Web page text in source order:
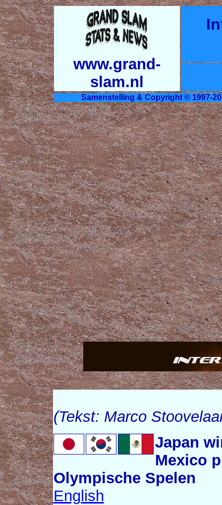
www.grand-
slam.nl
Samenstelling & Copyright © 1997-
(Tekst: Marco
Japan
Mexico
Olympische Spelen
English